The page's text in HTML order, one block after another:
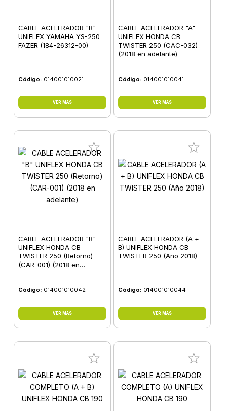
CABLE ACELERADOR "B"
UNIFLEX YAMAHA YS-250
FAZER (184-26312-00)
Código: 014001010021
VER MÁS
CABLE ACELERADOR "A"
UNIFLEX HONDA CB
TWISTER 250 (CAC-032)
(2018 en adelante)
Código: 014001010041
VER MÁS
CABLE ACELERADOR "B"
UNIFLEX HONDA CB
TWISTER 250 (Retorno)
(CAR-001) (2018 en
Código: 014001010042
VER MÁS
CABLE ACELERADOR (A +
B) UNIFLEX HONDA CB
TWISTER 250 (Año 2018)
Código: 014001010044
VER MÁS